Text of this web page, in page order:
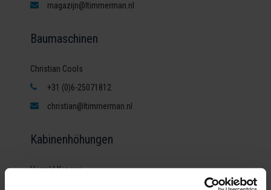
magazijn@ltimmerman.nl
Baumaschinen
Christian Cools
+31 (0)6-25071812
christian@ltimmerman.nl
Kabinenhöhungen
Harrold Kapaan